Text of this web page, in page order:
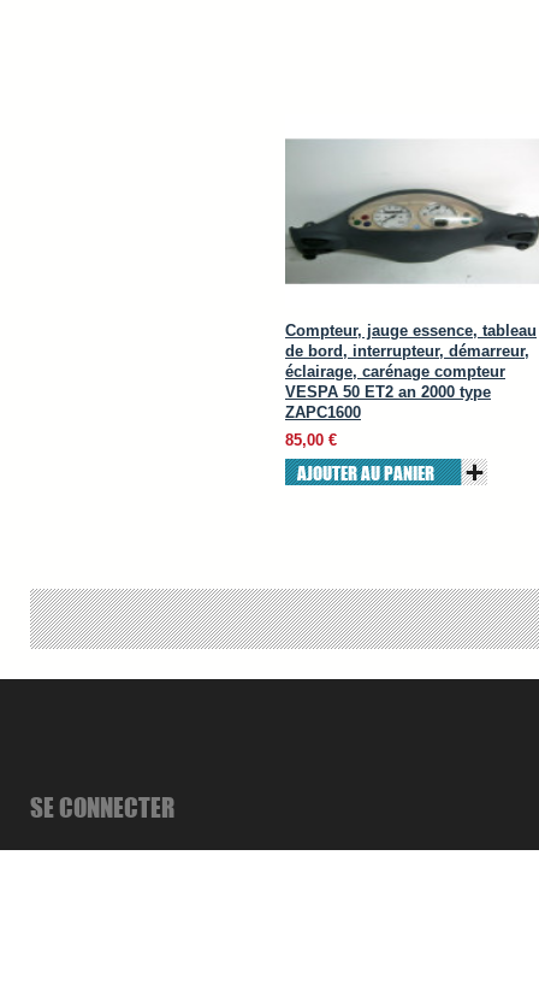
Compteur, jauge essence, tableau
de bord, interrupteur, démarreur,
éclairage, carénage compteur
VESPA 50 ET2 an 2000 type
ZAPC1600
85,00 €
AJOUTER AU PANIER
SE CONNECTER